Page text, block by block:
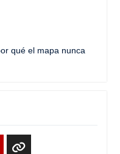
qué el mapa nunca